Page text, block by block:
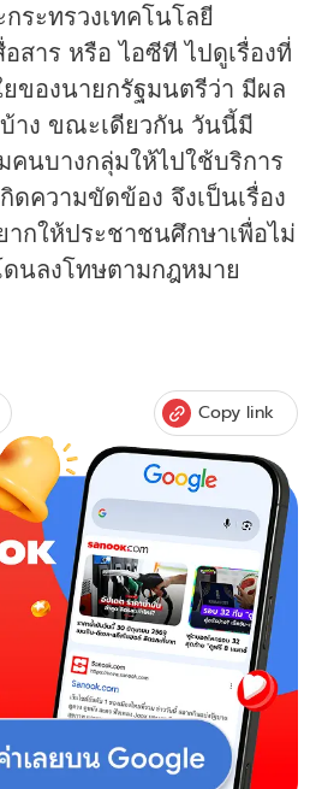
ระทรวงเทคโนโลยี
สาร หรือ ไอซีที ไปดูเรื่องที่
ของนายกรัฐมนตรีว่า มีผล
าง ขณะเดียวกัน วันนี้มี
นบางกลุ่มให้ไปใช้บริการ
ดความขัดข้อง จึงเป็นเรื่อง
กให้ประชาชนศึกษาเพื่อไม่
นลงโทษตามกฎหมาย
Copy link